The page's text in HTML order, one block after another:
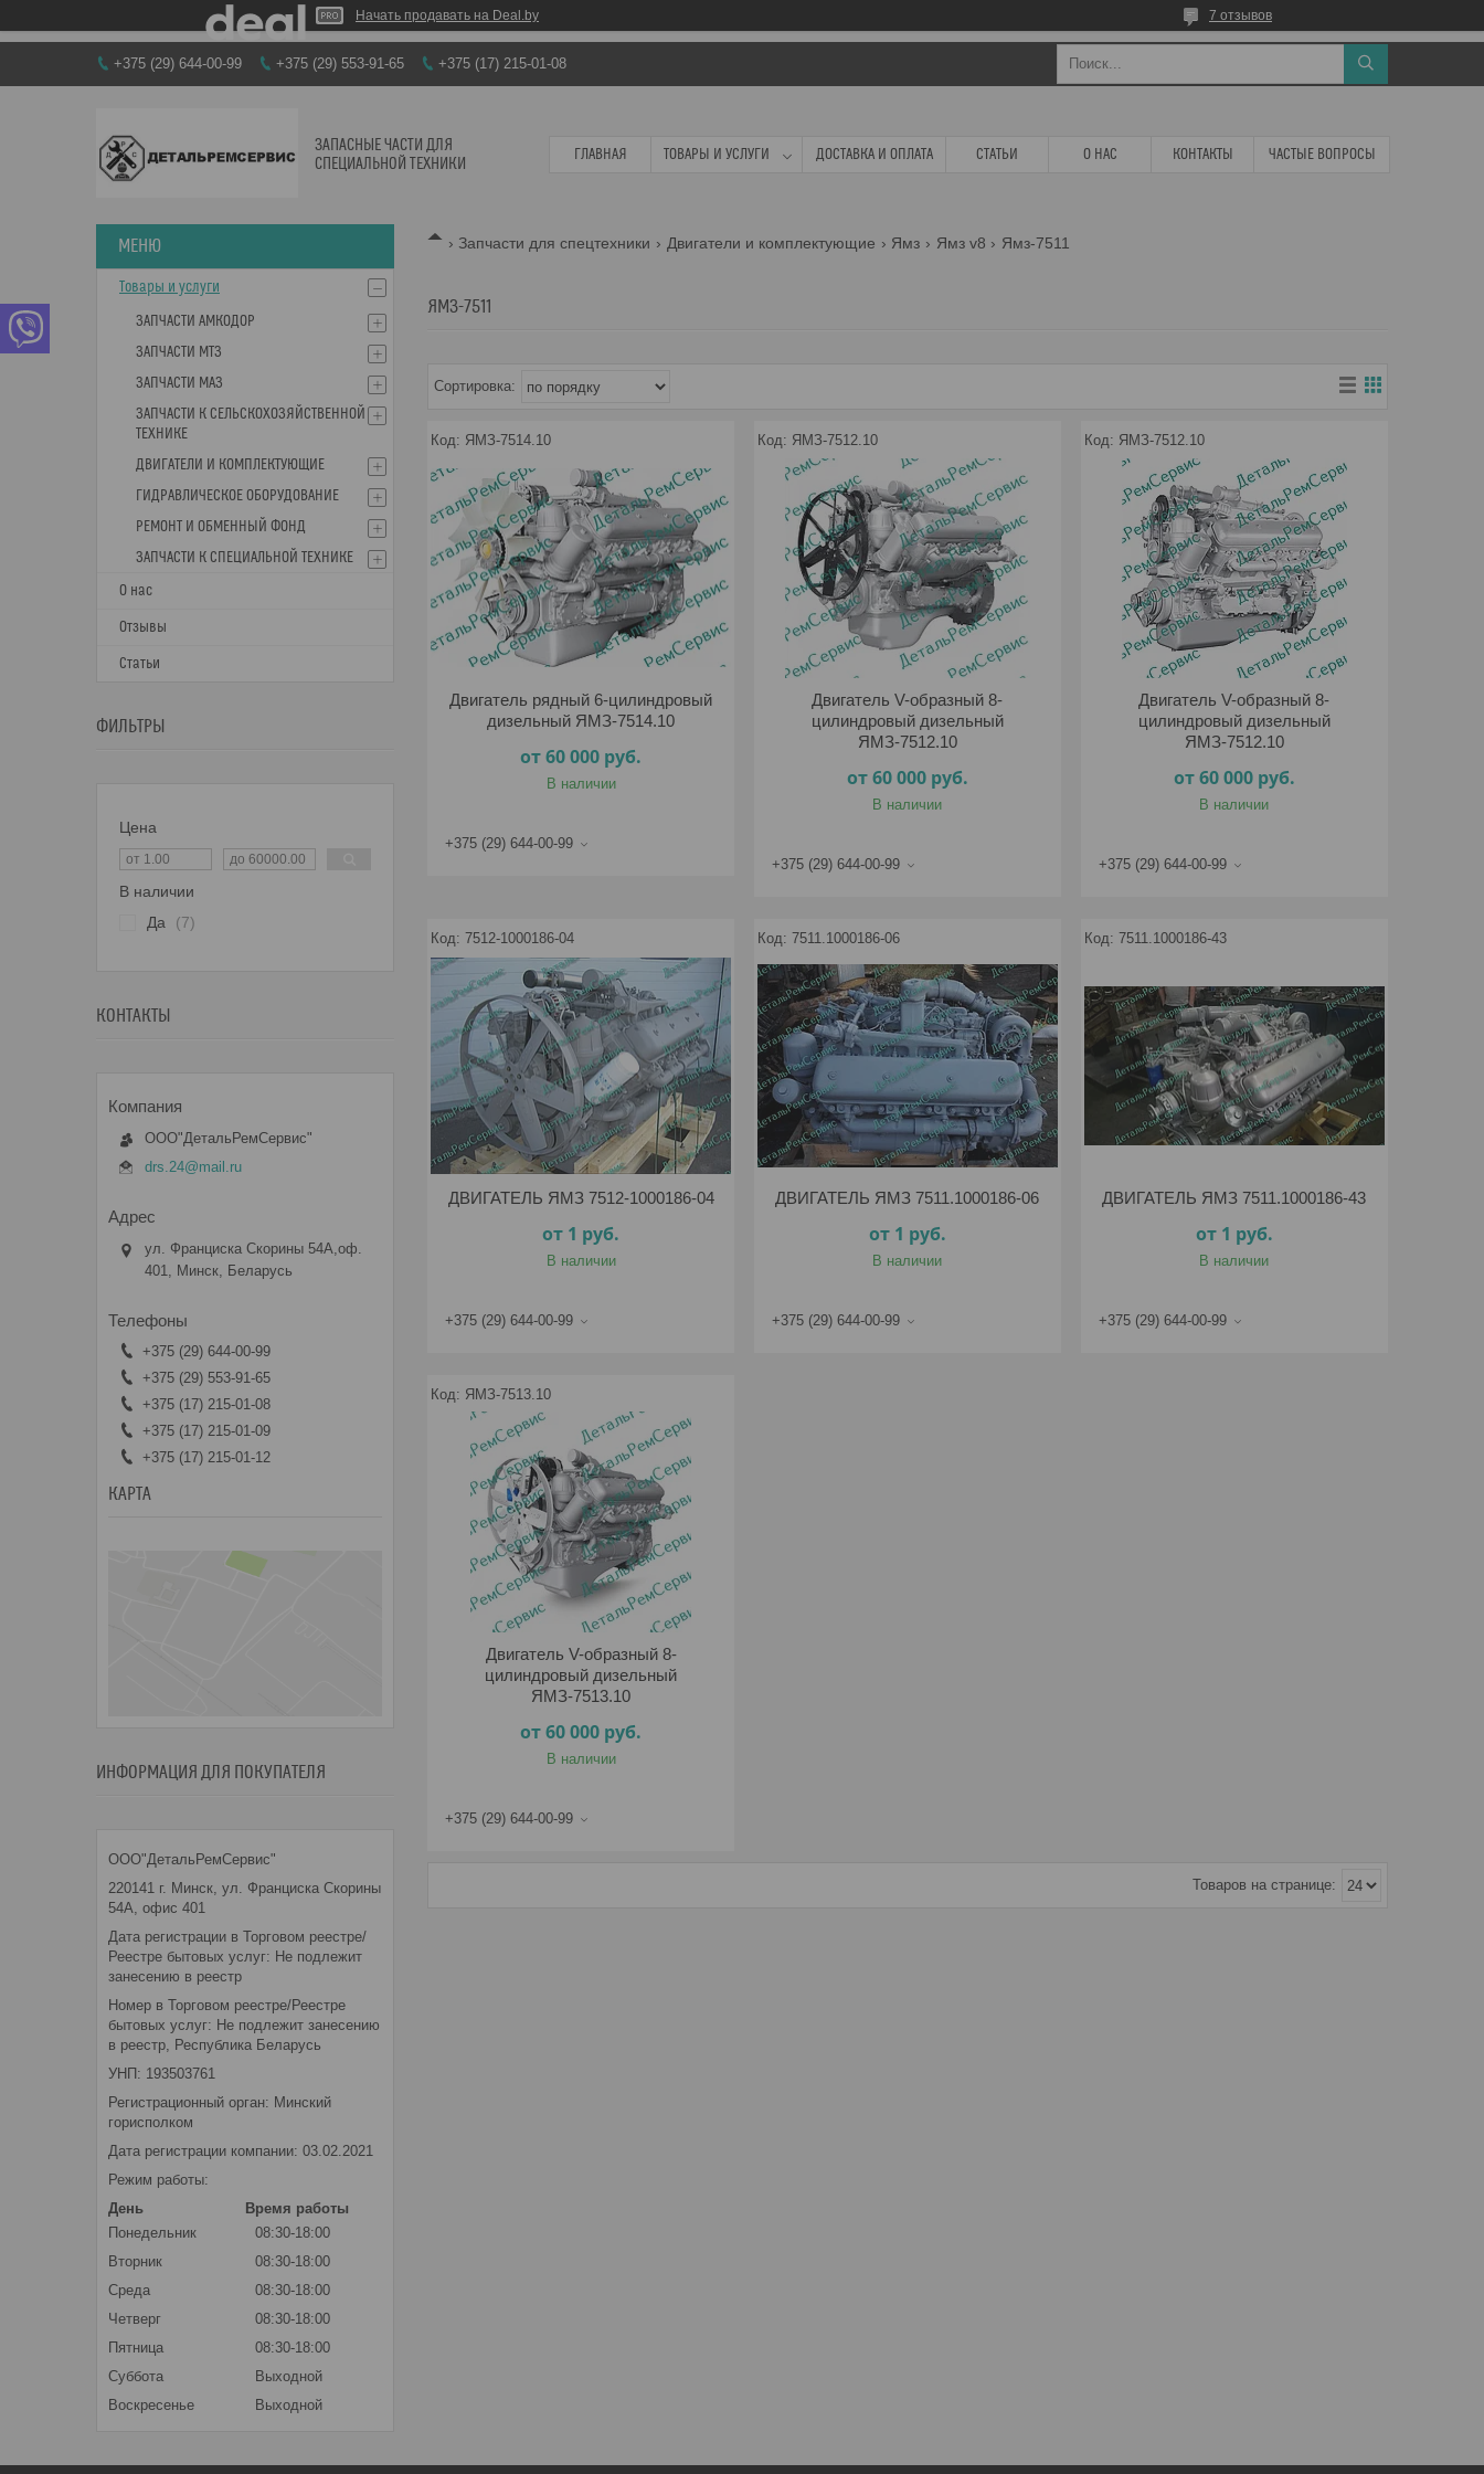
Начать продавать на Deal.by 7 отзывов
+375 (29) 644-00-99 +375 (29) 553-91-65 +375 (17) 215-01-08
ЗАПАСНЫЕ ЧАСТИ ДЛЯ
СПЕЦИАЛЬНОЙ ТЕХНИКИ
ГЛАВНАЯ ТОВАРЫ И УСЛУГИ ДОСТАВКА И ОПЛАТА СТАТЬИ О НАС КОНТАКТЫ ЧАСТЫЕ ВОПРОСЫ
Запчасти для спецтехники Двигатели и комплектующие Ямз Ямз v8 Ямз-7511
ЯМЗ-7511
ЯМЗ-7514.10
Двигатель рядный 6-цилиндровый
дизельный ЯМЗ-7514.10
от 60 000 руб.
В наличии
+375 (29) 644-00-99
ЯМЗ-7512.10
Двигатель V-образный 8-
цилиндровый дизельный
ЯМЗ-7512.10
от 60 000 руб.
В наличии
+375 (29) 644-00-99
ЯМЗ-7512.10
Двигатель V-образный 8-
цилиндровый дизельный
ЯМЗ-7512.10
от 60 000 руб.
В наличии
+375 (29) 644-00-99
7512-1000186-04
ДВИГАТЕЛЬ ЯМЗ 7512-1000186-04
от 1 руб.
В наличии
+375 (29) 644-00-99
7511.1000186-06
ДВИГАТЕЛЬ ЯМЗ 7511.1000186-06
от 1 руб.
В наличии
+375 (29) 644-00-99
7511.1000186-43
ДВИГАТЕЛЬ ЯМЗ 7511.1000186-43
от 1 руб.
В наличии
+375 (29) 644-00-99
ЯМЗ-7513.10
Двигатель V-образный 8-
цилиндровый дизельный
ЯМЗ-7513.10
от 60 000 руб.
В наличии
+375 (29) 644-00-99
Товары и услуги
ЗАПЧАСТИ АМКОДОР
ЗАПЧАСТИ МТЗ
ЗАПЧАСТИ МАЗ
ЗАПЧАСТИ К СЕЛЬСКОХОЗЯЙСТВЕННОЙ
ТЕХНИКЕ
ДВИГАТЕЛИ И КОМПЛЕКТУЮЩИЕ
ГИДРАВЛИЧЕСКОЕ ОБОРУДОВАНИЕ
РЕМОНТ И ОБМЕННЫЙ ФОНД
ЗАПЧАСТИ К СПЕЦИАЛЬНОЙ ТЕХНИКЕ
О нас
Отзывы
Статьи
ФИЛЬТРЫ
Цена
В наличии
Да
7
КОНТАКТЫ
ООО"ДетальРемСервис"
drs.24@mail.ru
ул. Франциска Скорины 54А,оф.
401, Минск, Беларусь
+375 (29) 644-00-99
+375 (29) 553-91-65
+375 (17) 215-01-08
+375 (17) 215-01-09
+375 (17) 215-01-12
КАРТА
ИНФОРМАЦИЯ ДЛЯ ПОКУПАТЕЛЯ
ООО"ДетальРемСервис"
220141 г. Минск, ул. Франциска Скорины
54А, офис 401
Дата регистрации в Торговом реестре/
Реестре бытовых услуг: Не подлежит
занесению в реестр
Номер в Торговом реестре/Реестре
бытовых услуг: Не подлежит занесению
в реестр, Республика Беларусь
УНП: 193503761
Регистрационный орган: Минский
горисполком
Дата регистрации компании: 03.02.2021
Режим работы:
День
Время работы
Понедельник
08:30-18:00
Вторник
08:30-18:00
Среда
08:30-18:00
Четверг
08:30-18:00
Пятница
08:30-18:00
Суббота
Выходной
Воскресенье
Выходной